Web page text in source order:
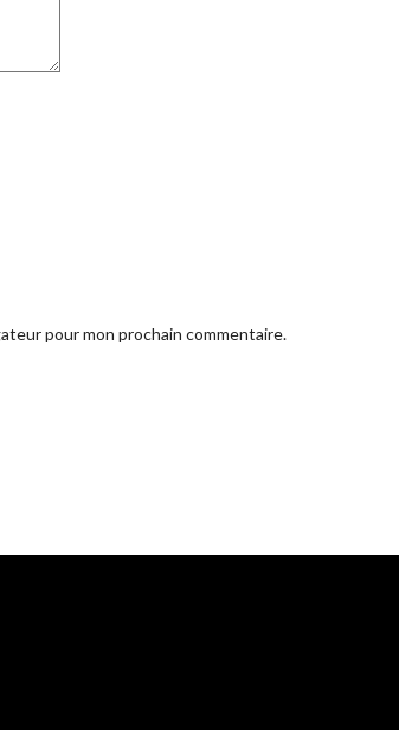
pour mon prochain commentaire.